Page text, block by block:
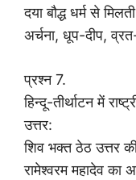
दया बौद्ध धर्म से
अर्चना, धूप-दीप,
प्रश्न 7.
हिन्दू-तीर्थाटन में
उत्तर:
शिव भक्त ठेठ उत्तर
रामेश्वरम महादेव का